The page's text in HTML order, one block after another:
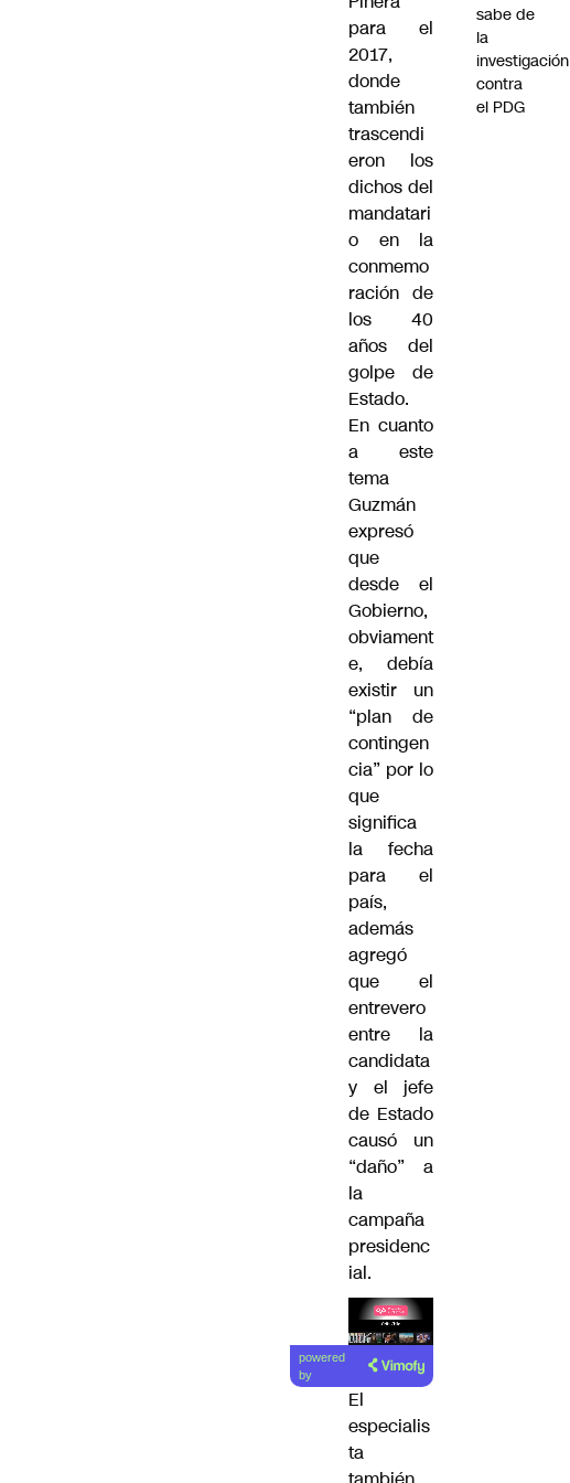
para el
2017,
donde
también
trascendi
eron los
dichos del
mandatari
o en la
conmemo
ración de
los 40
años del
golpe de
Estado.
En cuanto
a este
tema
Guzmán
expresó
que
desde el
Gobierno,
obviament
e, debía
existir un
“plan de
contingen
cia” por lo
que
significa
la fecha
para el
país,
además
agregó
que el
entrevero
entre la
candidata
y el jefe
de Estado
causó un
“daño” a
la
campaña
presidenc
ial.
Lea el
artículo
powered
by
El
especialis
ta
sabe de
la
investigación
contra
el PDG